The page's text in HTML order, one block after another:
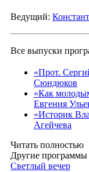
Ведущий:
Все выпуски
«Прот.
Сюндюков
«Как
Евгения
«Историк
Агейчева
Читать полностью
Другие программы
Светлый вечер